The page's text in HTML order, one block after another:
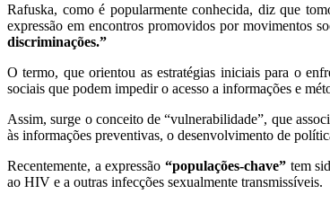
Rafuska, como é popularmente conhecida, diz que
expressão em encontros promovidos por movimentos
discriminações.”
O termo, que orientou as estratégias iniciais para o
sociais que podem impedir o acesso a informações e
Assim, surge o conceito de “vulnerabilidade”, que
às informações preventivas, o desenvolvimento de
Recentemente, a expressão “populações-chave”tem
ao HIV e a outras infecções sexualmente transmissíveis.